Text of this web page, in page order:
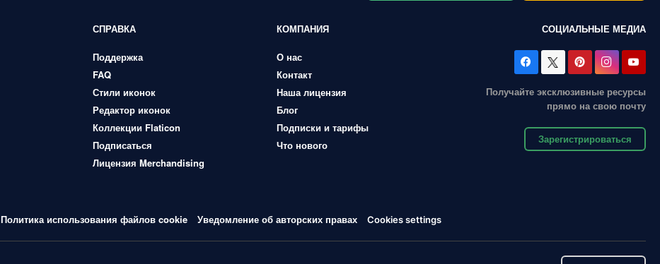
СПРАВКА
Поддержка
FAQ
Стили иконок
Редактор иконок
Коллекции Flaticon
Подписаться
Лицензия Merchandising
КОМПАНИЯ
О нас
Контакт
Наша лицензия
Блог
Подписки и тарифы
Что нового
СОЦИАЛЬНЫЕ МЕДИА
Получайте эксклюзивные ресурсы
прямо на свою почту
Зарегистрироваться
Политика использования файлов cookie Уведомление об авторских правах Cookies settings